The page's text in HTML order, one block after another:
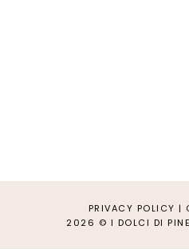
PRIVACY POLICY |
2026 © I DOLCI DI